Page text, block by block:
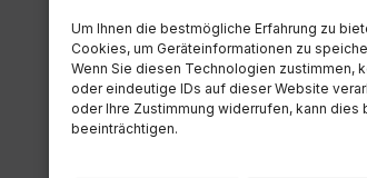
Um Ihnen die bestmögliche Erfahrung zu
Cookies, um Geräteinformationen zu
Wenn Sie diesen Technologien zustimmen,
oder eindeutige IDs auf dieser Website
oder Ihre Zustimmung widerrufen, kann dies
beeinträchtigen.